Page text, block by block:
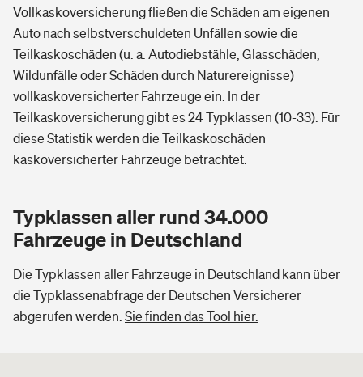
Vollkaskoversicherung fließen die Schäden am eigenen
Auto nach selbstverschuldeten Unfällen sowie die
Teilkaskoschäden (u. a. Autodiebstähle, Glasschäden,
Wildunfälle oder Schäden durch Naturereignisse)
vollkaskoversicherter Fahrzeuge ein. In der
Teilkaskoversicherung gibt es 24 Typklassen (10-33). Für
diese Statistik werden die Teilkaskoschäden
kaskoversicherter Fahrzeuge betrachtet.
Typklassen aller rund 34.000
Fahrzeuge in Deutschland
Die Typklassen aller Fahrzeuge in Deutschland kann über
die Typklassenabfrage der Deutschen Versicherer
abgerufen werden. Sie finden das Tool hier.